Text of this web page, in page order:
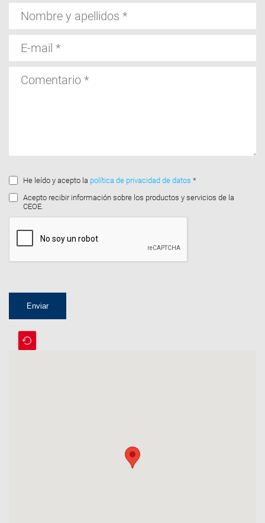
apellidos
mail
He leído y acepto la política de privacidad de datos *
Acepto recibir información sobre los productos y servicios de la
CEOE.